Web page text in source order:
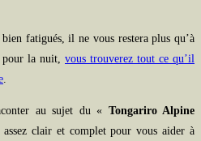
fatigués, il ne vous restera plus qu’à
pour la nuit, vous trouverez tout ce qu’il
.
au sujet du « Tongariro Alpine
assez clair et complet pour vous aider à